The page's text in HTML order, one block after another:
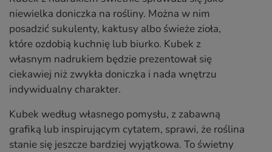
niewielka doniczka na rośliny. Można w nim
posadzić sukulenty, kaktusy albo świeże zioła,
które ozdobią kuchnię lub biurko. Kubek z
własnym nadrukiem będzie prezentował się
ciekawiej niż zwykła doniczka i nada wnętrzu
indywidualny charakter.
Kubek według własnego pomysłu, z zabawną
grafiką lub inspirującym cytatem, sprawi, że roślina
stanie się jeszcze bardziej wyjątkowa. To świetny